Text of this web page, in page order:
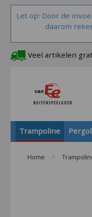
Let op: Door de
daarom
Veel artikelen
Trampoline
Home